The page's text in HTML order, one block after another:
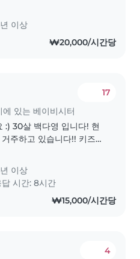
이상
₩20,000/시간당
에 있는 베이비시터
17
:) 30살 백다영 입니다! 현
주하고 있습니다!! 키즈카
우미를 하고 ! 현재 보육교
득을 위해 공부하고 있습
에 등원도우미를 도와주고
일 저녁에는 아이의소근육
이상
시간: 8시간
₩15,000/시간당
4